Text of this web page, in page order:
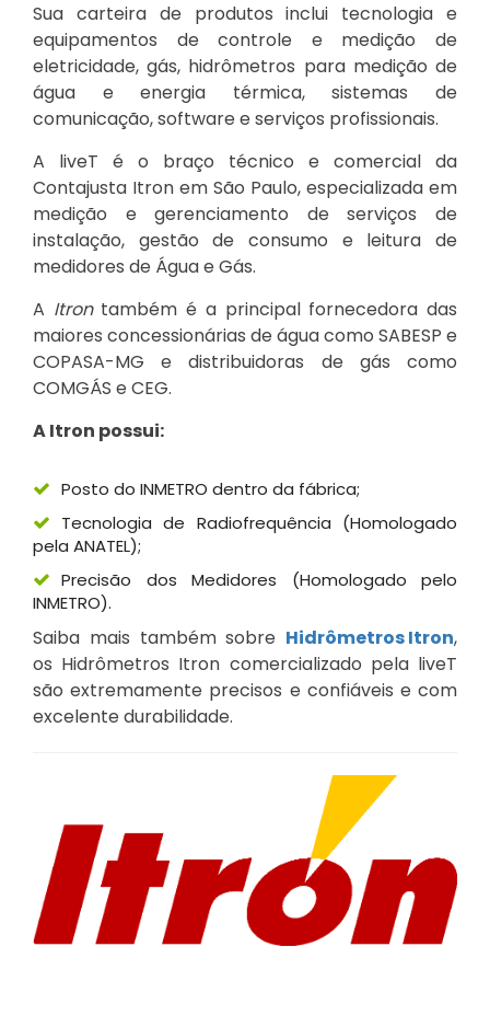
Sua carteira de produtos inclui tecnologia e
equipamentos de controle e medição de
eletricidade, gás, hidrômetros para medição de
água e energia térmica, sistemas de
comunicação, software e serviços profissionais.
A liveT é o braço técnico e comercial da
Contajusta Itron em São Paulo, especializada em
medição e gerenciamento de serviços de
instalação, gestão de consumo e leitura de
medidores de Água e Gás.
A Itrontambém é a principal fornecedora das
maiores concessionárias de água como SABESP e
COPASA-MG e distribuidoras de gás como
COMGÁS e CEG.
A Itron possui:
Posto do INMETRO dentro da fábrica;
Tecnologia de Radiofrequência (Homologado
pela ANATEL);
Precisão dos Medidores (Homologado pelo
INMETRO).
Saiba mais também sobre Hidrômetros Itron,
os Hidrômetros Itron comercializado pela liveT
são extremamente precisos e confiáveis e com
excelente durabilidade.